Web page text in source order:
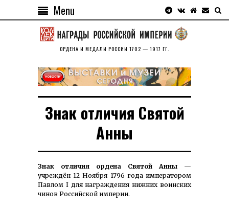
Menu
ОРДЕНА И МЕДАЛИ РОССИИ 1702 — 1917 ГГ.
Знак отличия Святой
Анны
Знак отличия ордена Святой Анны —
учреждён 12 Ноября 1796 года императором
Павлом I для награж­дения нижних воинских
чинов Российской империи.